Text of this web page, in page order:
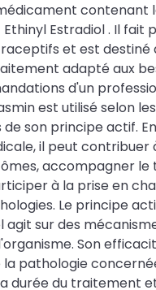
contenant
Estradiol . Il fait
et est destiné
adapté aux
d'un
est utilisé selon
son principe actif.
il peut contribuer
accompagner le
à la prise en
Le principe
agit sur des
Son
pathologie
durée du traitement